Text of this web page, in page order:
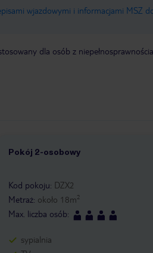
wjazdowymi i informacjami MSZ
dla osób z
Pokój 2-osobowy
1 / 5
Kod pokoju: DZX2
Metraż: około 18m2
Max. liczba osób:
sypialnia